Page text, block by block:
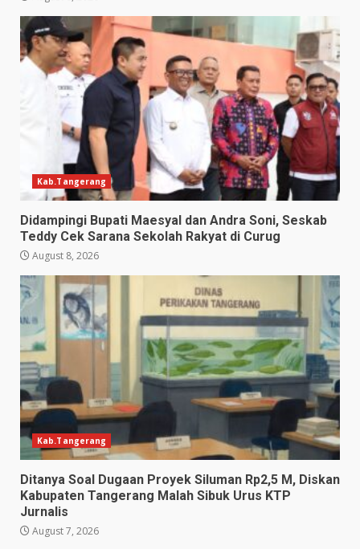
Kab.Tangerang
Didampingi Bupati Maesyal dan Andra Soni, Seskab
Teddy Cek Sarana Sekolah Rakyat di Curug
August 8, 2026
Kab.Tangerang
Ditanya Soal Dugaan Proyek Siluman Rp2,5 M, Diskan
Kabupaten Tangerang Malah Sibuk Urus KTP
Jurnalis
August 7, 2026